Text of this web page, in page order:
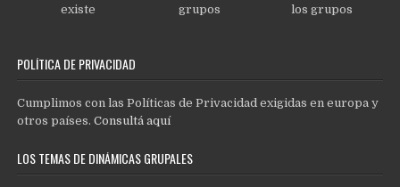
existe
grupos
los grupos
POLÍTICA DE PRIVACIDAD
Cumplimos con las Políticas de Privacidad exigidas en europa y
otros países.Consultá aquí
LOS TEMAS DE DINÁMICAS GRUPALES